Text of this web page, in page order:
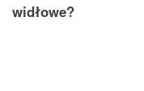
widłowe?